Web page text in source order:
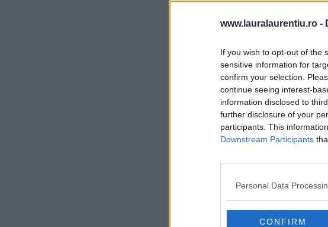
www.lauralaurentiu.ro -
If you wish to opt-out of the
sensitive information for
confirm your selection.
continue seeing interest-
information disclosed to
further disclosure of your
participants. This
Downstream Participants
Personal Data
CONFIRM